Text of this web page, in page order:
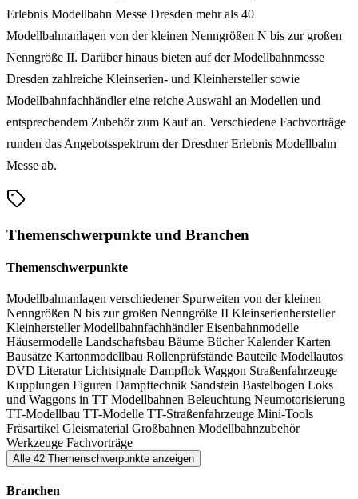
Erlebnis Modellbahn Messe Dresden mehr als 40
Modellbahnanlagen von der kleinen Nenngrößen N bis zur großen
Nenngröße II. Darüber hinaus bieten auf der Modellbahnmesse
Dresden zahlreiche Kleinserien- und Kleinhersteller sowie
Modellbahnfachhändler eine reiche Auswahl an Modellen und
entsprechendem Zubehör zum Kauf an. Verschiedene Fachvorträge
runden das Angebotsspektrum der Dresdner Erlebnis Modellbahn
Messe ab.
Themenschwerpunkte und Branchen
Themenschwerpunkte
Modellbahnanlagen verschiedener Spurweiten von der kleinen
Nenngrößen N bis zur großen Nenngröße II Kleinserienhersteller
KleinherstellerModellbahnfachhändlerEisenbahnmodelle
Häusermodelle Landschaftsbau Bäume BücherKalenderKarten
Bausätze Kartonmodellbau Rollenprüfstände Bauteile Modellautos
DVD LiteraturLichtsignale Dampflok Waggon Straßenfahrzeuge
Kupplungen Figuren Dampftechnik Sandstein Bastelbogen Loks
und Waggons in TT Modellbahnen Beleuchtung Neumotorisierung
TT-Modellbau TT-Modelle TT-Straßenfahrzeuge Mini-Tools
Fräsartikel Gleismaterial Großbahnen Modellbahnzubehör
Werkzeuge Fachvorträge
Alle 42 Themenschwerpunkte anzeigen
Branchen